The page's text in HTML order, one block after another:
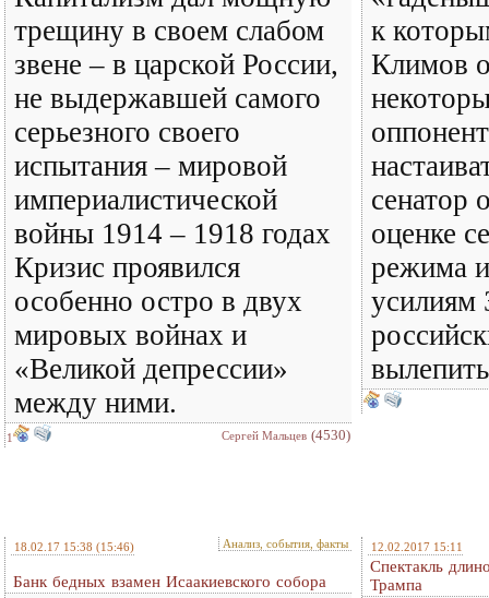
трещину в своем слабом
звене – в царской России,
не выдержавшей самого
серьезного своего
испытания – мировой
империалистической
войны 1914 – 1918 годах
Кризис проявился
особенно остро в двух
мировых войнах и
«Великой депрессии»
между ними.
1 Сергей Мальцев (4530)
к
Климов
сенатор
оценке
режима
усилиям
18.02.17 15:38 (15:46) Анализ, события, факты
Банк бедных взамен Исаакиевского собора
12.02.2017 15:11
Спектакль
Трампа